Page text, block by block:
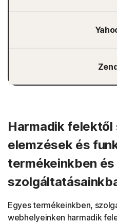
Harmadik felektől
elemzések és
termékeinkben és
Egyes termékeinkben,
webhelyeinken harmadik